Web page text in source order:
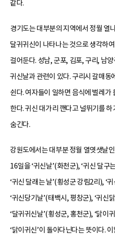
같다.
경기도는 대부분의 지역에서 정월 열
달귀귀신이 나타나는 것으로 생각하
걸어둔다. 성남, 군포, 김포, 구리, 남
귀신날과 관련이 있다. 구리시 갈매
쉰다. 여자들이 일하면 음식에 벌레가
한다. 귀신 대가리 깬다고 널뛰기를
숨긴다.
강원도에서는 대부분 정월 열엿샛날
16일을 ‘귀신날’(화천군), ‘귀신 달구
‘귀신 달래는 날’(횡성군 강림2리), ‘
‘귀신당기날’(태백시, 평창군), ‘귀신
‘달귀귀신날’(횡성군, 홍천군), ‘닭이
‘닭이귀신’이 돌아다닌다는 뜻이다.